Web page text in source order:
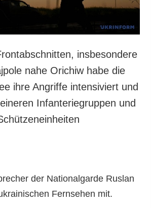
insbesondere
nahe Orichiw habe die
ihre Angriffe intensiviert und
Infanteriegruppen und
der Nationalgarde Ruslan
Fernsehen mit.